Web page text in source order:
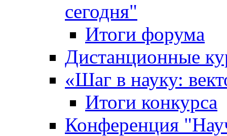
сегодня"
Итоги форума
Дистанционные
«Шаг в науку:
Итоги конкурса
Конференция